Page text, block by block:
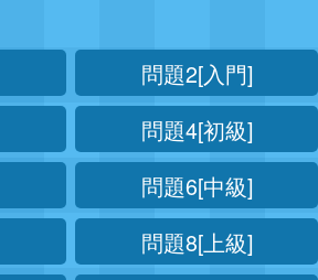
問題2[入門]
問題4[初級]
問題6[中級]
問題8[上級]